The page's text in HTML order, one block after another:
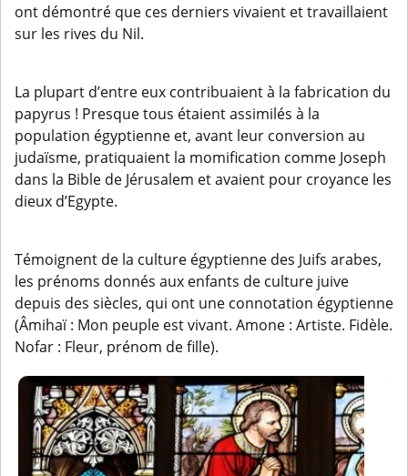
ont démontré que ces derniers vivaient et travaillaient
sur les rives du Nil.
La plupart d’entre eux contribuaient à la fabrication du
papyrus ! Presque tous étaient assimilés à la
population égyptienne et, avant leur conversion au
judaïsme, pratiquaient la momification comme Joseph
dans la Bible de Jérusalem et avaient pour croyance les
dieux d’Egypte.
Témoignent de la culture égyptienne des Juifs arabes,
les prénoms donnés aux enfants de culture juive
depuis des siècles, qui ont une connotation égyptienne
(Âmihaï : Mon peuple est vivant. Amone : Artiste. Fidèle.
Nofar : Fleur, prénom de fille).